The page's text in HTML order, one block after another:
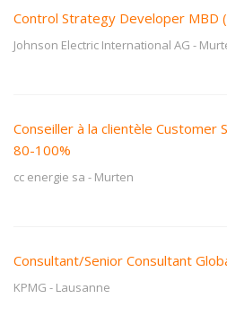
Control Strategy Developer MBD
Johnson Electric International AG -
Conseiller à la clientèle Customer
80-100%
cc energie sa - Murten
Consultant/Senior Consultant
KPMG - Lausanne